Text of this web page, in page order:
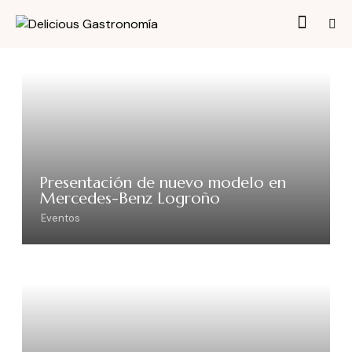
Presentación de nuevo modelo en
Mercedes-Benz Logroño
Eventos